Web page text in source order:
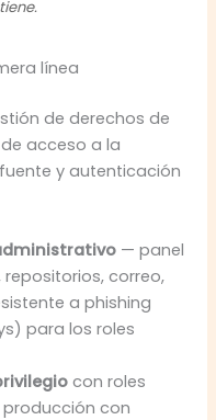
línea
de derechos de
acceso a la
y autenticación
— panel
repositorios, correo,
a phishing
para los roles
con roles
con